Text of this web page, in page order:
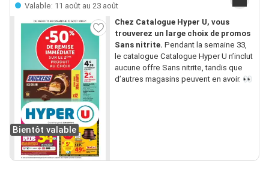
Valable: 11 août au 23 août
Bientôt valable
Chez Catalogue Hyper U, vous
trouverez un large choix de promos
Sans nitrite. Pendant la semaine 33,
le catalogue Catalogue Hyper U n’inclut
aucune offre Sans nitrite, tandis que
d’autres magasins peuvent en avoir. 👀